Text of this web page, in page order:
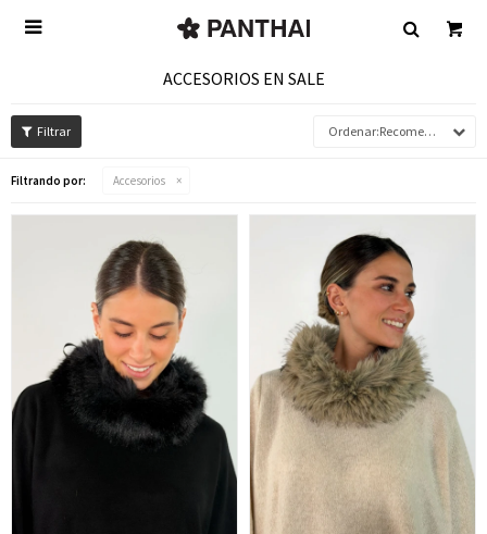

ACCESORIOS EN SALE
Recomendados
Filtrando por: Accesorios